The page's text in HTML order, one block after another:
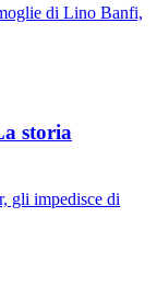
di Lino Banfi,
storia
gli impedisce di